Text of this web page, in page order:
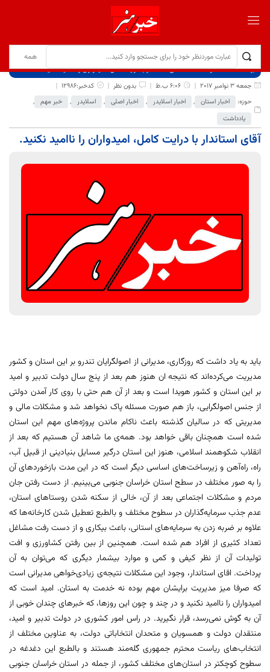
برگ نخست نوشته‌ها
آقای استاندار با درایت کامل، امیدواران را ناامید نکنید.
جمعه 3 نوامبر 2017
6:06 ب.ظ بدون نظر
کدخبر:12986
حوزه:
اخبار استان , اخبار اسلایدر , اخبار اصلی , اسلایدر , خبر مهم ,
یادداشت
آقای استاندار با درایت کامل، امیدواران را ناامید نکنید.
باید به یاد داشت که روزگاری، مدیرانی از اصولگرایان تندرو بر این استان و کشور
مدیریت می‌کرده‌اند که نتیجه ان هنوز هم بعد از پنج سال دولت تدبیر و امید
بر این استان و کشور هویدا است و بعد از آن هم حتی با روی کار آمدن دولتی
از جنس اصولگرایی، باز هم صورت مسئله پاک نخواهد شد و مشکلات مالی و
مدیریتی که در سالیان گذشته باعث ناکام ماندن پروژه‌های مهم این استان
شده است همچنان باقی خواهد بود. همه‌ی ما شاهد آن هستیم که بعد از
انقلاب شکوهمند اسلامی، هنوز این استان درگیر مسایل بنیادینی از قبیل آب،
راه، راه‌آهن و زیرساخت‌های اساسی دیگر است که در این مدت بازخوردهای آن
را به صور مختلف در سطح استان خراسان جنوبی می‌بینیم. از دست رفتن جان
مردم و مشکلات اجتماعی بعد از آن، خالی از سکنه شدن روستاهای استان،
عدم جذب سرمایه‌گذاران در سطوح مختلف و بالطبع تعطیل شدن کارخانه‌ها که
علاوه بر ضربه زدن به سرمایه‌های استانی، باعث بیکاری و از دست رفت مشاغل
تعداد کثیری از افراد هم شده است. همچنین از بین رفتن کشاورزی و افت
تولیدات آن از نظر کیفی و کمی و موارد بیشمار دیگری که می‌توان به آن
پرداخت. اقای استاندار، وجود این مشکلات نتیجه‌ی زیادی‌خواهی مدیرانی است
که صرفا میز مدیریت برایشان مهم بوده نه خدمت به استان. امید است که
امیدواران را ناامید نکنید و در چند و چون این روزها، که خبرهای چندان خوبی از
آن به گوش نمی‌رسد، قرار نگیرید. در راس امور کشوری در دولت تدبیر و امید،
منتقدان دولت و همسویان و متحدان انتخاباتی دولت، به عناوین مختلف از
انتخاب‌های ریاست محترم جمهوری گله‌مند هستند و بالطبع این دغدغه‌ در
سطوح کوچکتر در استان‌های مختلف کشور، از جمله در استان خراسان جنوبی